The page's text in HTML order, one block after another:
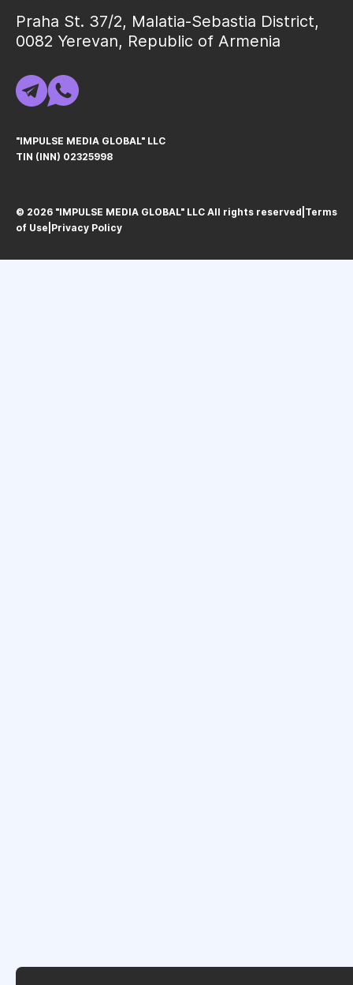
Praha St. 37/2, Malatia-Sebastia District,
0082 Yerevan, Republic of Armenia
"IMPULSE MEDIA GLOBAL" LLC
TIN (INN) 02325998
© 2026 "IMPULSE MEDIA GLOBAL" LLC All rights reservedㅤ|ㅤ Terms
of Use Privacy Policy